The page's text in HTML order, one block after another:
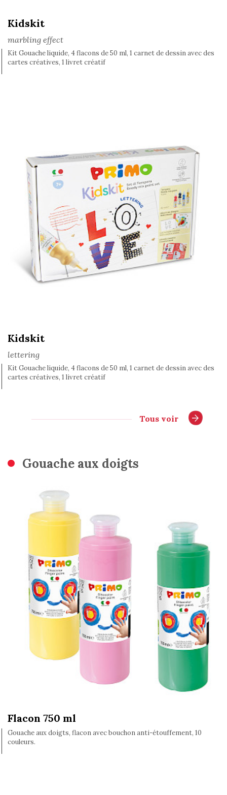
Kidskit
marbling effect
Kit Gouache liquide, 4 flacons de 50 ml, 1 carnet de dessin avec des
cartes créatives, 1 livret créatif
Kidskit
lettering
Kit Gouache liquide, 4 flacons de 50 ml, 1 carnet de dessin avec des
cartes créatives, 1 livret créatif
Tous voir
Gouache aux doigts
Flacon 750 ml
Gouache aux doigts, flacon avec bouchon anti-étouffement, 10
couleurs.